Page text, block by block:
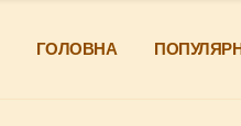
ГОЛОВНА